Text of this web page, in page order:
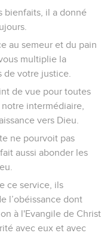
bienfaits, il a donné
au semeur et du pain
multiplie la
votre justice.
de vue pour toutes
intermédiaire,
vers Dieu.
ne pourvoit pas
aussi abonder les
ce service, ils
l’obéissance dont
à l'Evangile de Christ
avec eux et avec